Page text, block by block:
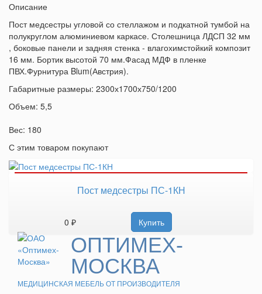
Описание
Пост медсестры угловой со стеллажом и подкатной тумбой на
полукруглом алюминиевом каркасе. Столешница ЛДСП 32 мм
, боковые панели и задняя стенка - влагохимстойкий композит
16 мм. Бортик высотой 70 мм.Фасад МДФ в пленке
ПВХ.Фурнитура Blum(Австрия).
Габаритные размеры: 2300х1700х750/1200
Объем: 5,5
Вес: 180
С этим товаром покупают
Пост медсестры ПС-1КН
0 ₽ Купить
ОПТИМЕХ-
МОСКВА
МЕДИЦИНСКАЯ МЕБЕЛЬ ОТ ПРОИЗВОДИТЕЛЯ